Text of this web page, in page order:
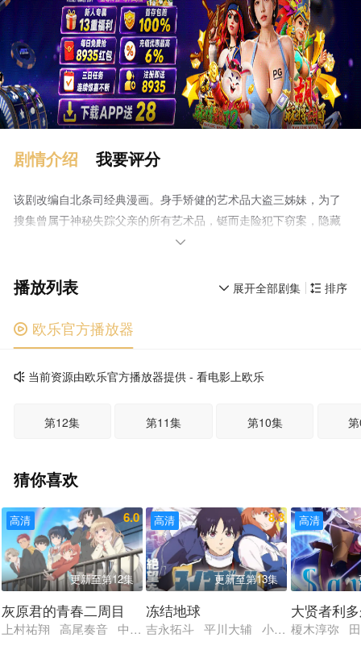
剧情介绍 我要评分
该剧改编自北条司经典漫画。身手矫健的艺术品大盗三姊妹，为了
搜集曾属于神秘失踪父亲的所有艺术品，铤而走险犯下窃案，隐藏

 排序
 展开全部剧集
播放列表
 欧乐官方播放器
当前资源由欧乐官方播放器提供 - 看电影上欧乐
第12集 第11集 第10集
猜你喜欢
高清 6.0
更新至第12集
灰原君的青春二周目
上村祐翔 高尾奏音 中村栞奈 山根绮 铃代纱弓 铃木崚汰 大
高清 8.3
更新至第13集
冻结地球
吉永拓斗 平川大辅 小清水亚美 田
高清
大贤者利
榎木淳弥